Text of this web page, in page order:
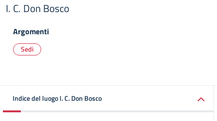
I. C. Don Bosco
Argomenti
Sedi
Indice del luogo I. C. Don Bosco